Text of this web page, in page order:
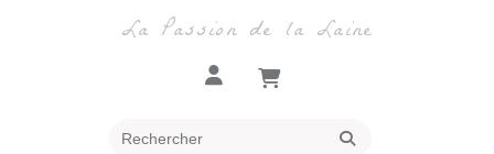
La Passion de la Laine